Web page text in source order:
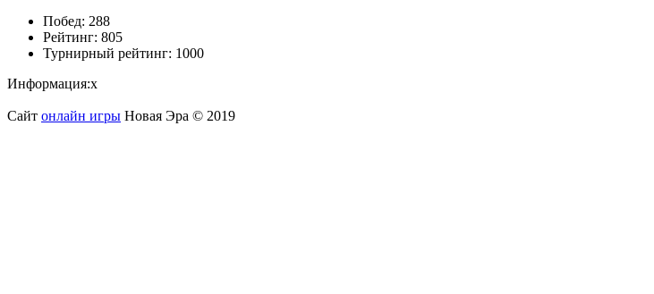
Побед: 288
Рейтинг: 805
Турнирный рейтинг: 1000
Информация:х
Сайт онлайн игры Новая Эра © 2019